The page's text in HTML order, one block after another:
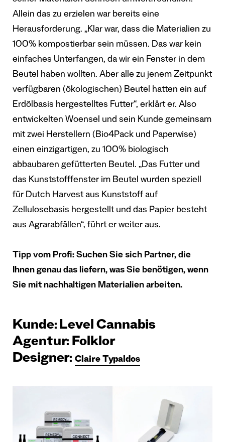
Allein das zu erzielen war bereits eine
Herausforderung. „Klar war, dass die Materialien zu
100% kompostierbar sein müssen. Das war kein
einfaches Unterfangen, da wir ein Fenster in dem
Beutel haben wollten. Aber alle zu jenem Zeitpunkt
verfügbaren (ökologischen) Beutel hatten ein auf
Erdölbasis hergestelltes Futter“, erklärt er. Also
entwickelten Woensel und sein Kunde gemeinsam
mit zwei Herstellern (Bio4Pack und Paperwise)
einen einzigartigen, zu 100% biologisch
abbaubaren gefütterten Beutel. „Das Futter und
das Kunststofffenster im Beutel wurden speziell
für Dutch Harvest aus Kunststoff auf
Zellulosebasis hergestellt und das Papier besteht
aus Agrarabfällen“, führt er weiter aus.
Tipp vom Profi: Suchen Sie sich Partner, die
Ihnen genau das liefern, was Sie benötigen, wenn
Sie mit nachhaltigen Materialien arbeiten.
Kunde: Level Cannabis
Agentur: Folklor
Designer:Claire Typaldos